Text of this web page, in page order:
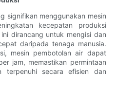
signifikan menggunakan mesin
kecepatan produksi
dirancang untuk mengisi dan
daripada tenaga manusia.
mesin pembotolan air dapat
jam, memastikan permintaan
terpenuhi secara efisien dan